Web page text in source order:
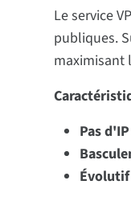
Le service
publiques.
maximisant
Pas